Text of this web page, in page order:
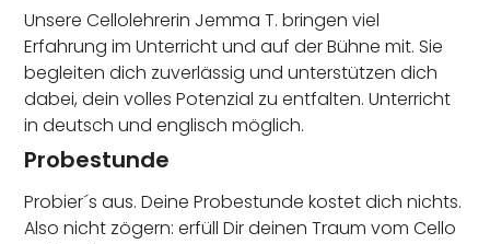
Unsere Cellolehrerin Jemma T. bringen viel
Erfahrung im Unterricht und auf der Bühne mit. Sie
begleiten dich zuverlässig und unterstützen dich
dabei, dein volles Potenzial zu entfalten. Unterricht
in deutsch und englisch möglich.
Probestunde
Probier´s aus. Deine Probestunde kostet dich nichts.
Also nicht zögern: erfüll Dir deinen Traum vom Cello